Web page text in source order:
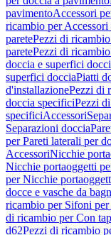
pavimentoAccessori
ricambio per
paretePezzi di
paretePezzi di
doccia e superfici
superfici docciaPiatti
d'installazionePezzi di
doccia specificiPezzi
specificiAccessori
Separazioni doccia
per Pareti laterali per
AccessoriNicchie
Nicchie portaoggetti
per Nicchie
docce e vasche da
ricambio per Sifoni
di ricambio per Con
d62Pezzi di ricambio